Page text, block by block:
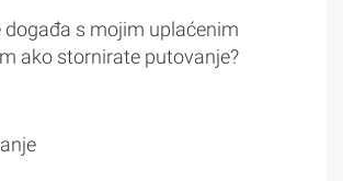
događa s mojim uplaćenim
ako stornirate putovanje?